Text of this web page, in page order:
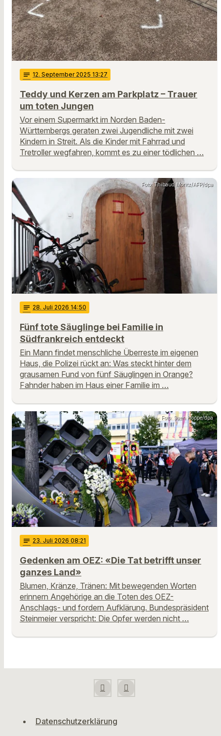
notes 12. September 2025 13:27
Teddy und Kerzen am Parkplatz – Trauer
um toten Jungen
Vor einem Supermarkt im Norden Baden-
Württembergs geraten zwei Jugendliche mit zwei
Kindern in Streit. Als die Kinder mit Fahrrad und
Tretroller wegfahren, kommt es zu einer tödlichen …
Foto: Thibaud Moritz/AFP/dpa
notes 28. Juli 2026 14:50
Fünf tote Säuglinge bei Familie in
Südfrankreich entdeckt
Ein Mann findet menschliche Überreste im eigenen
Haus, die Polizei rückt an: Was steckt hinter dem
grausamen Fund von fünf Säuglingen in Orange?
Fahnder haben im Haus einer Familie im …
Foto: Sven Hoppe/dpa
notes 23. Juli 2026 08:21
Gedenken am OEZ: «Die Tat betrifft unser
ganzes Land»
Blumen, Kränze, Tränen: Mit bewegenden Worten
erinnern Angehörige an die Toten des OEZ-
Anschlags- und fordern Aufklärung. Bundespräsident
Steinmeier verspricht: Die Opfer werden nicht …
Datenschutzerklärung